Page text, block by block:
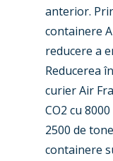
anterior.
containere
reducere a
Reducerea
curier Air
CO2 cu
2500 de
containere